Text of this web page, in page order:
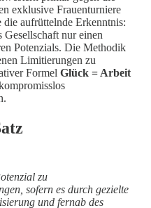
exklusive Frauenturniere
aufrüttelnde Erkenntnis:
nur einen
Potenzials. Die Methodik
Limitierungen zu
Formel Glück = Arbeit
zu
sofern es durch gezielte
und fernab des